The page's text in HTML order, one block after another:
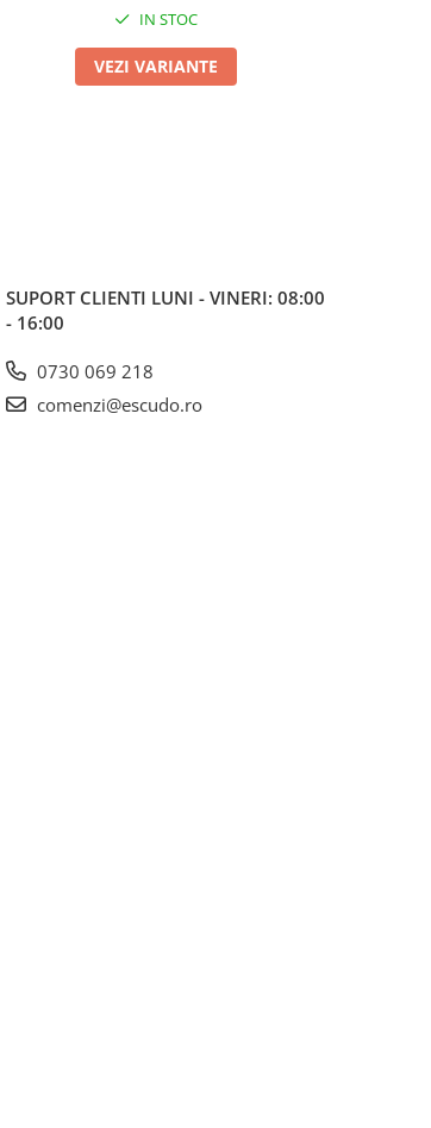
IN STOC
VEZI VARIANTE
SUPORT CLIENTI LUNI - VINERI: 08:00
- 16:00
0730 069 218
comenzi@escudo.ro